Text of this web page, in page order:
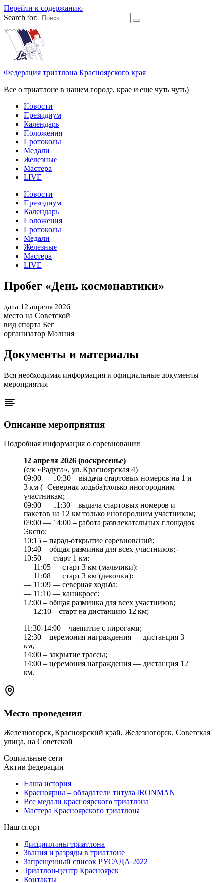
Перейти к содержанию
Search for:
Федерация триатлона Красноярского края
Все о триатлоне в нашем городе, крае и еще чуть чуть)
Новости
Президиум
Календарь
Положения
Протоколы
Медали
Железные
Мастера
LIVE
Новости
Президиум
Календарь
Положения
Протоколы
Медали
Железные
Мастера
LIVE
Пробег «День космонавтики»
дата 12 апреля 2026
место на Советской
вид спорта Бег
организатор Молния
Документы и материалы
Вся необходимая информация и официальные документы
мероприятия
Описание мероприятия
Подробная информация о соревновании
12 апреля 2026 (воскресенье)
(с/к «Радуга», ул. Красноярская 4)
09:00 — 10:30 – выдача стартовых номеров на 1 и
3 км (+Северная ходьба)только иногородним
участникам;
09:00 — 11:30 – выдача стартовых номеров и
пакетов на 12 км только иногородним участникам;
09:00 — 14:00 – работа развлекательных площадок
Экспо;
10:15 – парад-открытие соревнований;
10:40 – общая разминка для всех участников;-
10:50 — старт 1 км:
— 11:05 — старт 3 км (мальчики):
— 11:08 — старт 3 км (девочки):
— 11:09 — северная ходьба:
— 11:10 — каникросс:
12:00 – общая разминка для всех участников;
— 12:10 – старт на дистанцию 12 км;
11:30-14:00 – чаепитие с пирогами;
12:30 – церемония награждения — дистанция 3
км;
14:00 – закрытие трассы;
14:00 – церемония награждения — дистанция 12
км.
Место проведения
Железногорск, Красноярский край, Железногорск, Советская
улица, на Советской
Социальные сети
Актив федерации
Наша история
Красноярцы – обладатели титула IRONMAN
Все медали красноярского триатлона
Мастера Красноярского триатлона
Наш спорт
Дисциплины триатлона
Звания и разряды в триатлоне
Запрещенный список РУСАДА 2022
Триатлон-центр Красноярск
Контакты